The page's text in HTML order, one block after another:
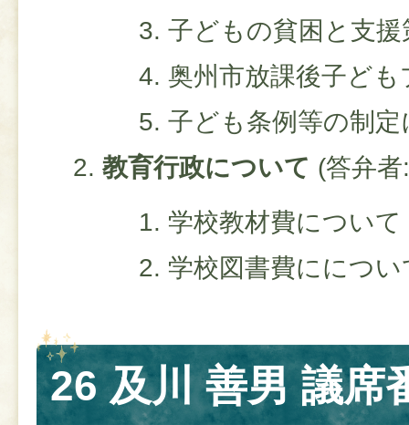
子どもの貧困と支
奥州市放課後子ど
子ども条例等の制
教育行政について (答弁
学校教材費について
学校図書費にについ
26 及川 善男 議席